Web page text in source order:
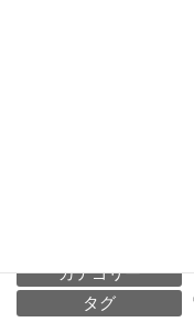
カテゴリー
タグ